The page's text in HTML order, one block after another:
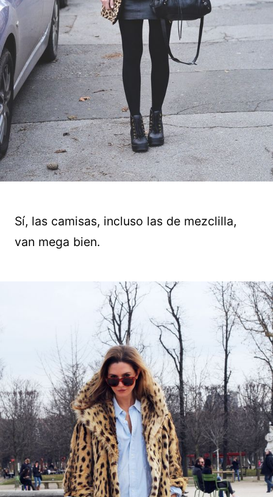
Sí, las camisas, incluso las de mezclilla,
van mega bien.